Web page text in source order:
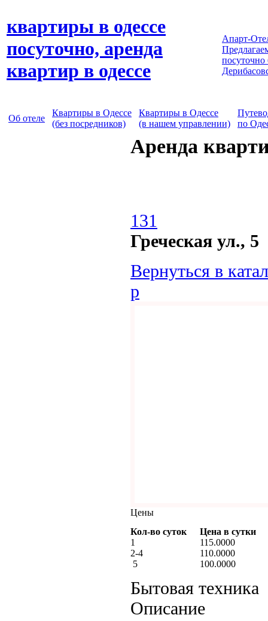
квартиры в одессе
посуточно, аренда
квартир в одессе
Апарт-
посуточно
Об отеле
Квартиры в Одессе
(без посредников)
Квартиры в Одессе
(в нашем управлении)
по
Аренда
131
Греческая ул., 5
Вернуться в
p
Цены
Кол-во суток
Цена в сутки
1
2-4
5
115.0000
110.0000
100.0000
Бытовая техника
Описание